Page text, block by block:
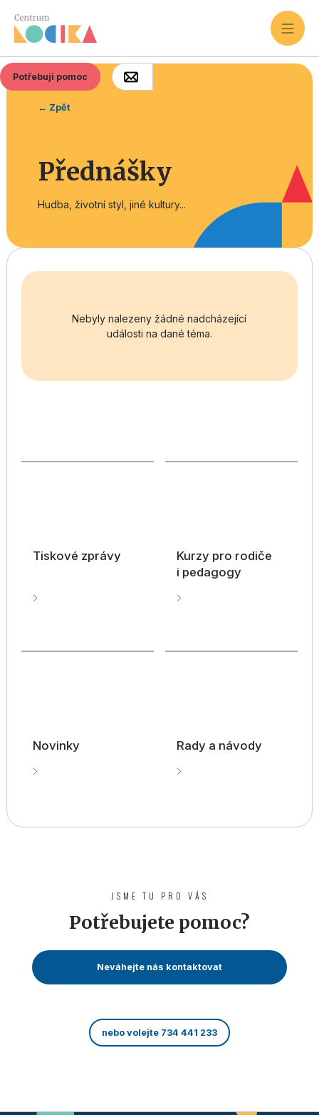
Potřebuji pomoc
← Zpět
Přednášky
Hudba, životní styl, jiné kultury...
Nebyly nalezeny žádné nadcházející
události na dané téma.
Tiskové zprávy
Kurzy pro rodiče
i pedagogy
Novinky Rady a návody
JSME TU PRO VÁS
Potřebujete pomoc?
Neváhejte nás kontaktovat
nebo volejte 734 441 233